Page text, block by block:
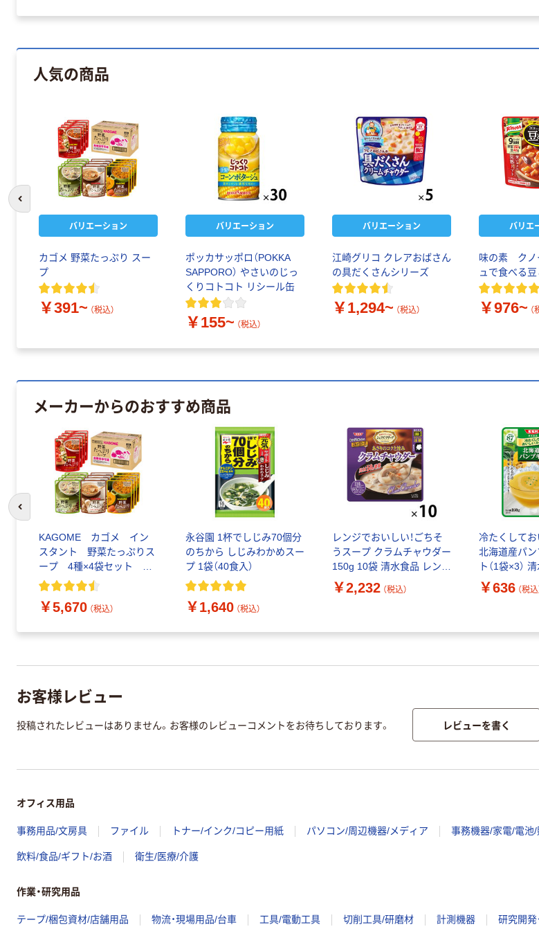
人気の商品
バリエーション
カゴメ 野菜たっぷり スー
プ
￥391~ （税込）
バリエーション
ポッカサッポロ（POKKA
SAPPORO） やさいのじっ
くりコトコト リシール缶
￥155~ （税込）
バリエーション
江崎グリコ クレアおばさん
の具だくさんシリーズ
￥1,294~ （税込）
バリエ
味の素 クノ
ュで食べる
￥976~ （
メーカーからのおすすめ商品
KAGOME カゴメ イン
スタント 野菜たっぷりス
ープ 4種×4袋セット
SO-50 7078 1ケース
￥5,670 （税込）
永谷園 1杯でしじみ70個分
のちから しじみわかめスー
プ 1袋（40食入）
￥1,640 （税込）
レンジでおいしい！ごちそ
うスープ クラムチャウダー
150g 10袋 清水食品 レンチ
ン
￥2,232 （税込）
冷たくして
北海道産パ
ト（1袋×3）
￥636 （税込
前のスライドへ
お客様レビュー
投稿されたレビューはありません。お客様のレビューコメントをお待ちしております。 レビューを書く
オフィス用品
事務用品/文房具 ファイル トナー/インク/コピー用紙 パソコン/周辺機器/メディア 事務機器/家電/電池/
飲料/食品/ギフト/お酒 衛生/医療/介護
作業・研究用品
テープ/梱包資材/店舗用品 物流・現場用品/台車 工具/電動工具 切削工具/研磨材 計測機器 研究開発